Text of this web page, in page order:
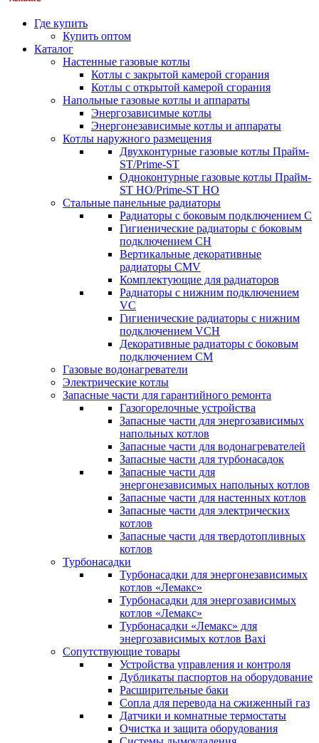
Где купить
Купить оптом
Каталог
Настенные газовые котлы
Котлы с закрытой камерой сгорания
Котлы с открытой камерой сгорания
Напольные газовые котлы и аппараты
Энергозависимые котлы
Энергонезависимые котлы и аппараты
Котлы наружного размещения
Двухконтурные газовые котлы Прайм-
ST/Prime-ST
Одноконтурные газовые котлы Прайм-
ST HO/Prime-ST HO
Стальные панельные радиаторы
Радиаторы c боковым подключением C
Гигиенические радиаторы c боковым
подключением CH
Вертикальные декоративные
радиаторы CMV
Комплектующие для радиаторов
Радиаторы c нижним подключением
VC
Гигиенические радиаторы c нижним
подключением VCH
Декоративные радиаторы с боковым
подключением CM
Газовые водонагреватели
Электрические котлы
Запасные части для гарантийного ремонта
Газогорелочные устройства
Запасные части для энергозависимых
напольных котлов
Запасные части для водонагревателей
Запасные части для турбонасадок
Запасные части для
энергонезависимых напольных котлов
Запасные части для настенных котлов
Запасные части для электрических
котлов
Запасные части для твердотопливных
котлов
Турбонасадки
Турбонасадки для энергонезависимых
котлов «Лемакс»
Турбонасадки для энергозависимых
котлов «Лемакс»
Турбонасадки «Лемакс» для
энергозависимых котлов Baxi
Сопутствующие товары
Устройства управления и контроля
Дубликаты паспортов на оборудование
Расширительные баки
Сопла для перевода на сжиженный газ
Датчики и комнатные термостаты
Очистка и защита оборудования